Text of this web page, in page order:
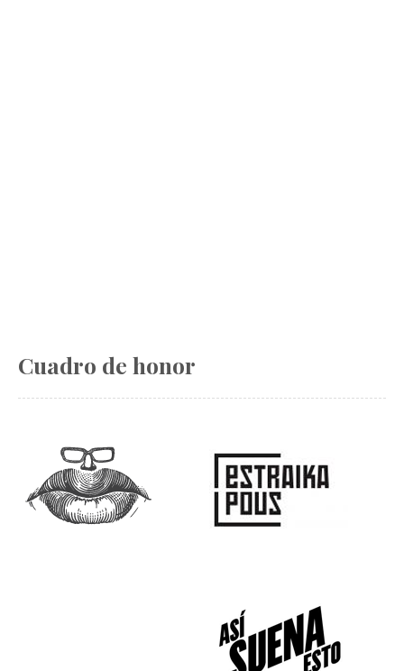
Cuadro de honor